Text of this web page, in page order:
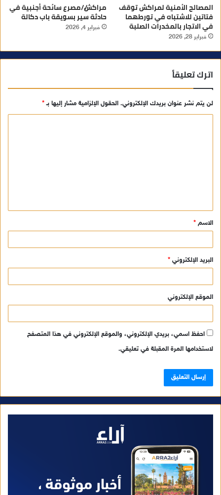
المصالح الأمنية لمراكش توقف
فتاتين للاشتباه في تورطهما
في الاتجار بالمخدرات الصلبة
فبراير 28, 2026
مراكش//مصرع سائحة أجنبية في
حادثة سير بسويقة باب دكالة
فبراير 4, 2026
اترك تعليقاً
لن يتم نشر عنوان بريدك الإلكتروني. الحقول الإلزامية مشار إليها بـ*
ق
*
الاسم *
البريد الإلكتروني *
الموقع الإلكتروني
احفظ اسمي، بريدي الإلكتروني، والموقع الإلكتروني في هذا المتصفح
لاستخدامها المرة المقبلة في تعليقي.